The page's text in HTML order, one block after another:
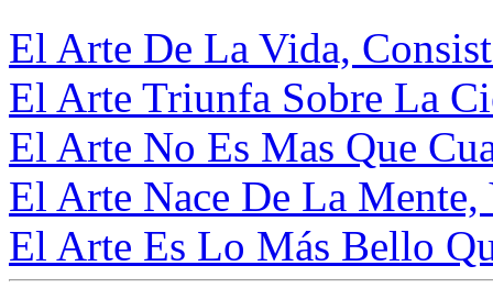
El Arte De La Vida,
El Arte Triunfa Sobre La
El Arte No Es Mas Que
El Arte Nace De La Mente,
El Arte Es Lo Más Bello